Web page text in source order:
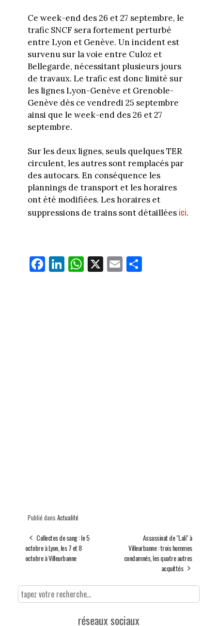
Ce week-end des 26 et 27 septembre, le
trafic SNCF sera fortement perturbé
entre Lyon et Genève. Un incident est
survenu sur la voie entre Culoz et
Bellegarde, nécessitant plusieurs jours
de travaux. Le trafic est donc limité sur
les lignes Lyon-Genève et Grenoble-
Genève dès ce vendredi 25 septembre
ainsi que le week-end des 26 et 27
septembre.
Sur les deux lignes, seuls quelques TER
circulent, les autres sont remplacés par
des autocars. En conséquence les
plannings de transport et les horaires
ont été modifiées. Les horaires et
suppressions de trains sont détaillées ici.
Fa
ce
Li
nk
W
ha
X E
m
Pa
Publié dans Actualité
Collectes de sang : le 5
octobre à Lyon, les 7 et 8
octobre à Villeurbanne
Assassinat de "Lali" à
Villeurbanne : trois hommes
condamnés, les quatre autres
acquittés
réseaux sociaux